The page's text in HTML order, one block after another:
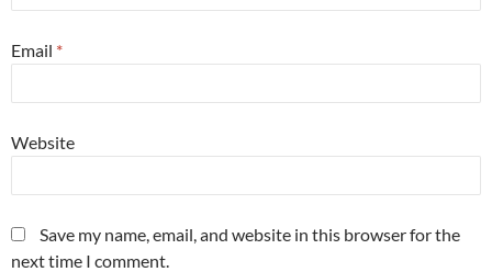
Email *
Website
Save my name, email, and website in this browser for the
next time I comment.